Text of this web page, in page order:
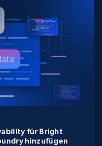
für Bright
hinzufügen